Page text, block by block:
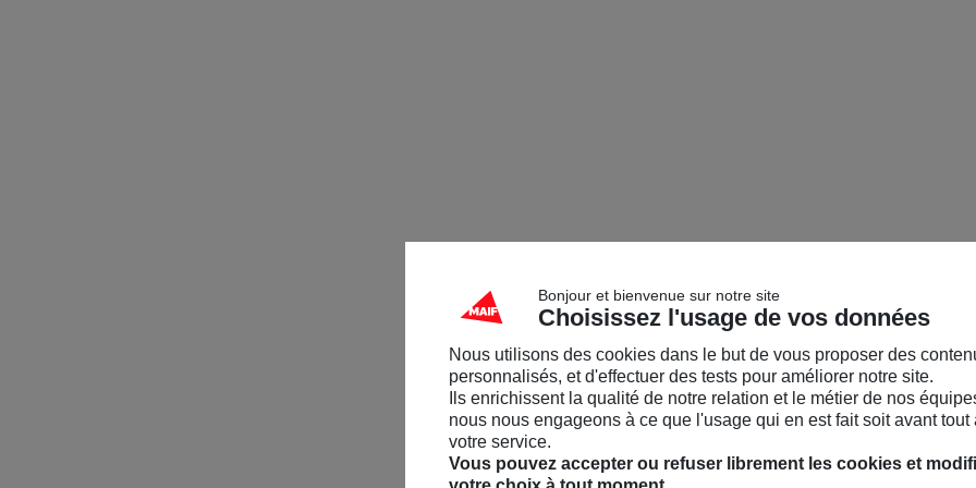
Bonjour et bienvenue sur notre site
Choisissez l'usage de vos données
Nous utilisons des cookies dans le but de vous proposer des
personnalisés, et d'effectuer des tests pour améliorer notre site.
Ils enrichissent la qualité de notre relation et le métier de nos
nous nous engageons à ce que l'usage qui en est fait soit avant tout
votre service.
Vous pouvez accepter ou refuser librement les cookies et